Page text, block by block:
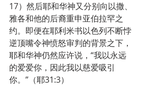
17）然后耶和华神又分别向以撒、
雅各和他的后裔重申亚伯拉罕之
约。即便在耶利米书以色列不断悖
逆顶嘴令神愤怒审判的背景之下，
耶和华神仍然应许说，“我以永远
的爱爱你，因此我以慈爱吸引
你。”（耶31:3）